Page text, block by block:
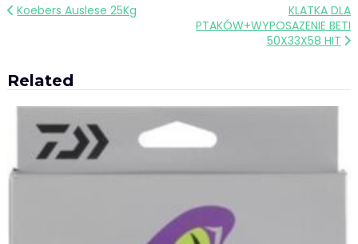
Nawigacja
Koebers Auslese 25Kg
KLATKA DLA
PTAKÓW+WYPOSAZENIE BETI
50X33X58 HIT
Related